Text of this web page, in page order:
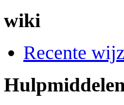
wiki
Recente